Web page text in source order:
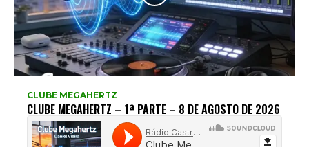
CLUBE MEGAHERTZ
CLUBE MEGAHERTZ – 1ª PARTE – 8 DE AGOSTO DE 2026